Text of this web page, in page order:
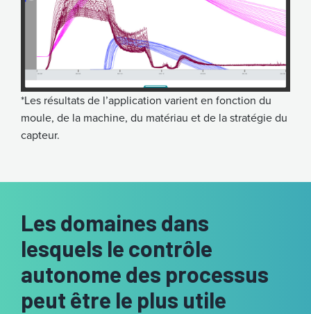
*Les résultats de l’application varient en fonction du
moule, de la machine, du matériau et de la stratégie du
capteur.
Les domaines dans
lesquels le contrôle
autonome des processus
peut être le plus utile